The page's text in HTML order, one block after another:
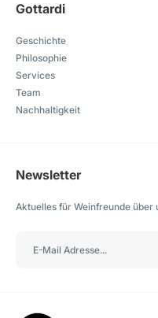
Gottardi
Geschichte
Philosophie
Services
Team
Nachhaltigkeit
Newsletter
Aktuelles für Weinfreunde über